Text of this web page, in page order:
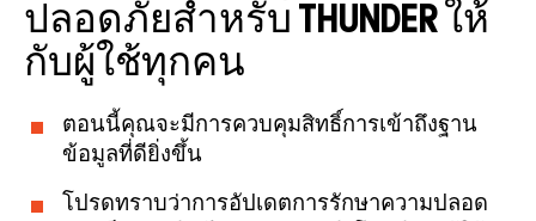
ปลอดภัยสำหรับ THUNDER ให้
กับผู้ใช้ทุกคน
ตอนนี้คุณจะมีการควบคุมสิทธิ์การเข้าถึงฐาน
ข้อมูลที่ดียิ่งขึ้น
โปรดทราบว่าการอัปเดตการรักษาความปลอด